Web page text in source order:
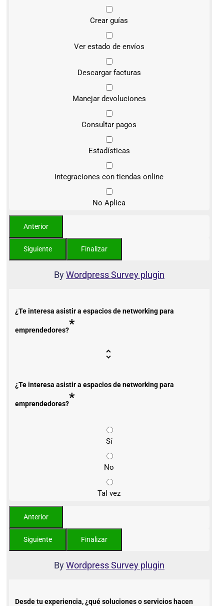
Crear guías
Ver estado de envíos
Descargar facturas
Manejar devoluciones
Consultar pagos
Estadísticas
Integraciones con tiendas online
No Aplica
ByWordpress Survey plugin
¿Te interesa asistir a espacios de networking para
emprendedores?*
¿Te interesa asistir a espacios de networking para
emprendedores?*
Sí
No
Tal vez
ByWordpress Survey plugin
Desde tu experiencia, ¿qué soluciones o servicios hacen